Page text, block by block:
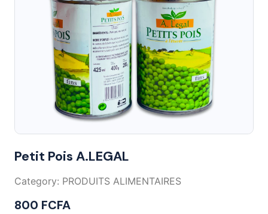
Petit Pois A.LEGAL
Category: PRODUITS ALIMENTAIRES
800 FCFA